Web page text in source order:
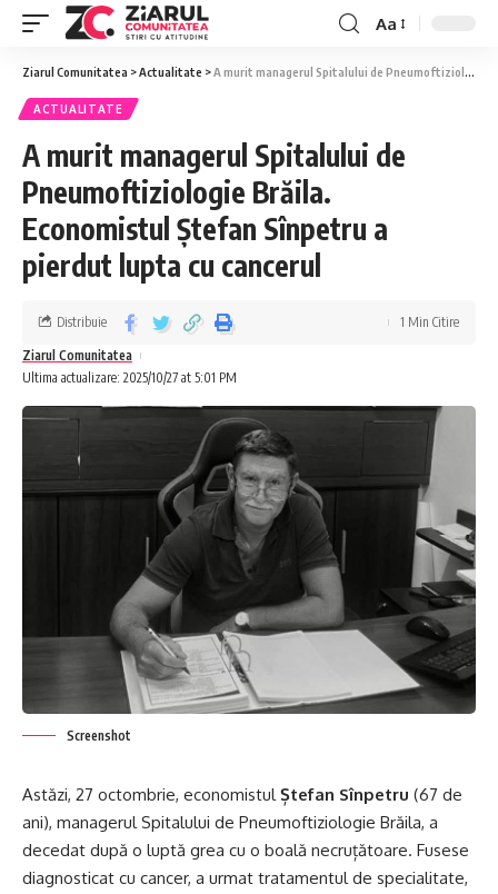
Aa
Ziarul Comunitatea >Actualitate >A murit managerul Spitalului de Pneumoftiziologie Brăila. Economistul Ștefan Sînpetru a pierdut lupta cu cancerul
ACTUALITATE
A murit managerul Spitalului de
Pneumoftiziologie Brăila.
Economistul Ștefan Sînpetru a
pierdut lupta cu cancerul
Ultima actualizare: 2025/10/27 at 5:01 PM
Ziarul Comunitatea
Distribuie 1 Min Citire
Screenshot
Astăzi, 27 octombrie, economistulȘtefan Sînpetru (67 de
ani), managerul Spitalului de Pneumoftiziologie Brăila, a
decedat după o luptă grea cu o boală necruțătoare. Fusese
diagnosticat cu cancer, a urmat tratamentul de specialitate,